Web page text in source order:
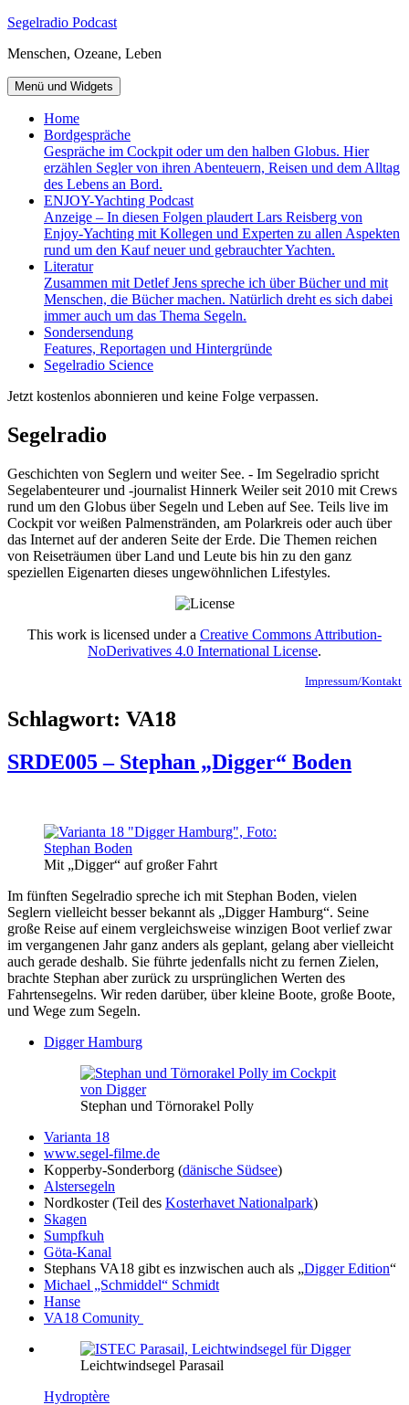
Zum
springen
Segelradio Podcast
Menschen, Ozeane, Leben
Menü und Widgets
Home
Bordgespräche
Gespräche im Cockpit oder um den halben Globus. Hier
erzählen Segler von ihren Abenteuern, Reisen und dem Alltag
des Lebens an Bord.
ENJOY-Yachting Podcast
Anzeige – In diesen Folgen plaudert Lars Reisberg von
Enjoy-Yachting mit Kollegen und Experten zu allen Aspekten
rund um den Kauf neuer und gebrauchter Yachten.
Literatur
Zusammen mit Detlef Jens spreche ich über Bücher und mit
Menschen, die Bücher machen. Natürlich dreht es sich dabei
immer auch um das Thema Segeln.
Sondersendung
Features, Reportagen und Hintergründe
Segelradio Science
Jetzt kostenlos abonnieren und keine Folge verpassen.
Segelradio
Geschichten von Seglern und weiter See. - Im Segelradio spricht
Segelabenteurer und -journalist Hinnerk Weiler seit 2010 mit Crews
rund um den Globus über Segeln und Leben auf See. Teils live im
Cockpit vor weißen Palmenstränden, am Polarkreis oder auch über
das Internet auf der anderen Seite der Erde. Die Themen reichen
von Reiseträumen über Land und Leute bis hin zu den ganz
speziellen Eigenarten dieses ungewöhnlichen Lifestyles.
This work is licensed under a Creative Commons Attribution-
NoDerivatives 4.0 International License.
Impressum/Kontakt
Schlagwort: VA18
SRDE005 – Stephan „Digger“ Boden
Mit „Digger“ auf großer Fahrt
Im fünften Segelradio spreche ich mit Stephan Boden, vielen
Seglern vielleicht besser bekannt als „Digger Hamburg“. Seine
große Reise auf einem vergleichsweise winzigen Boot verlief zwar
im vergangenen Jahr ganz anders als geplant, gelang aber vielleicht
auch gerade deshalb. Sie führte jedenfalls nicht zu fernen Zielen,
brachte Stephan aber zurück zu ursprünglichen Werten des
Fahrtensegelns. Wir reden darüber, über kleine Boote, große Boote,
und Wege zum Segeln.
Digger Hamburg
Stephan und Törnorakel Polly
Varianta 18
www.segel-filme.de
Kopperby-Sonderborg (dänische Südsee)
Alstersegeln
Nordkoster (Teil des Kosterhavet Nationalpark)
Skagen
Sumpfkuh
Göta-Kanal
Stephans VA18 gibt es inzwischen auch als „Digger Edition“
Michael „Schmiddel“ Schmidt
Hanse
VA18 Comunity
Leichtwindsegel Parasail
Hydroptère